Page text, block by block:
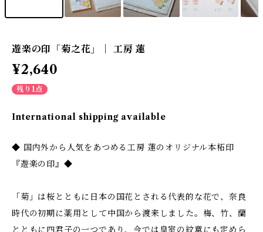
遊楽の印「菊之花」｜ 工房 蓮
¥2,640
残り1点
International shipping available
◆ 国内外から人気をあつめる工房 蓮のオリジナル本柘印
『遊楽の印』◆
「菊」は桜とともに日本の国花とされる代表的な花で、奈良
時代の初期に薬用として中国から渡来しました。梅、竹、蘭
とともに四君子の一つであり、今では皇室の紋章にも定めら